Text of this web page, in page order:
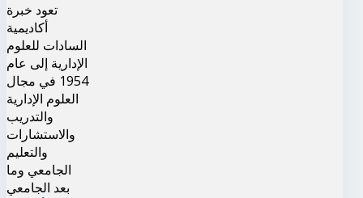
تعود خبرة
أكاديمية
السادات للعلوم
الإدارية إلى عام
1954 في مجال
العلوم الإدارية
والتدريب
والاستشارات
والتعليم
الجامعي وما
بعد الجامعي